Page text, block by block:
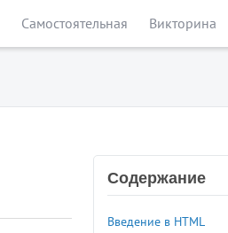
Самостоятельная Викторина
Содержание
Введение в HTML